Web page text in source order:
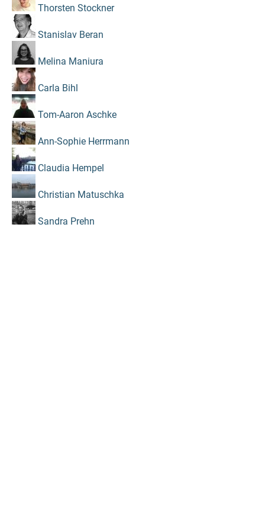
Thorsten Stockner
Stanislav Beran
Melina Maniura
Carla Bihl
Tom-Aaron Aschke
Ann-Sophie Herrmann
Claudia Hempel
Christian Matuschka
Sandra Prehn